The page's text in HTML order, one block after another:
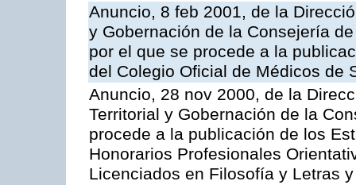
Anuncio, 8 feb 2001, de la
y Gobernación de la Consejería
por el que se procede a la
del Colegio Oficial de Médicos de
Anuncio, 28 nov 2000, de la
Territorial y Gobernación de la
procede a la publicación de los
Honorarios Profesionales
Licenciados en Filosofía y Letras